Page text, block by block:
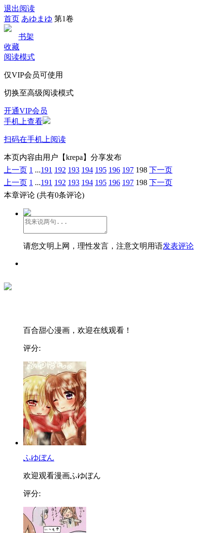
退出阅读
首页 あゆまゆ 第1卷
书架
收藏
阅读模式
仅VIP会员可使用
切换至高级阅读模式
开通VIP会员
手机上查看
扫码在手机上阅读
本页内容由用户【krepa】分享发布
上一页 1 ...191 192 193 194 195 196 197 198 下一页
上一页 1 ...191 192 193 194 195 196 197 198 下一页
本章评论 (共有0条评论)
请您文明上网，理性发言，注意文明用语发表评论
百合甜心漫画，欢迎在线观看！
评分:
ふゆぼん
欢迎观看漫画ふゆぼん
评分: